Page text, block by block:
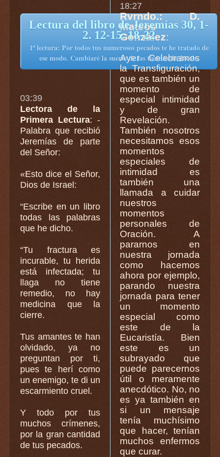
Lectura del libro de Jeremías 30, 1-
2. 12-15. 18-22
1ª lectura: Por todos tus numerosos pecados te he tratado de
ese modo. Cambiaré la suerte de las tiendas de Jacob.
03:39
Lectora de la
Primera Lectura: -
Palabra que recibió
Jeremías de parte
del Señor:
«Esto dice el Señor,
Dios de Israel:
“Escribe en un libro
todas las palabras
que he dicho.
“Tu fractura es
incurable, tu herida
está infectada; tu
llaga no tiene
remedio, no hay
medicina que la
cierre.
Tus amantes te han
olvidado, ya no
preguntan por ti,
pues te herí como
un enemigo, te di un
escarmiento cruel.
Y todo por tus
muchos crímenes,
por la gran cantidad
de tus pecados.
18:27
Rvrndo.: D.
Mateos
González:
Ayer Celebramos
la Transfiguración,
que es también un
momento de
especial intimidad
y de gran
Revelación.
También nosotros
necesitamos esos
momentos
especiales de
intimidad es
también una
llamada a cuidar
nuestros
momentos
personales de
Oración. A
pararnos en
nuestra jornada
como hacemos
ahora por ejemplo,
parando nuestra
jornada para tener
un momento
especial como
este de la
Eucaristía. Bien
este es un
subrayado que
puede parecernos
útil o meramente
anecdótico. No, no
es ya también en
si un mensaje
tenía muchísimo
que hacer, tenían
muchos enfermos
que curar.